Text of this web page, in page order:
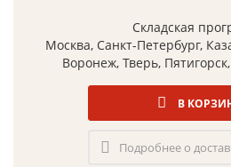
Складская
Москва, Санкт-Петербург,
Воронеж, Тверь,
В
Подробнее о